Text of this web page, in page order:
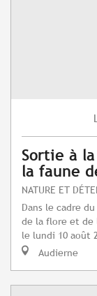
Sortie à
la faune
NATURE ET
Dans le cadre
de la flore et de
le lundi 10 août
Audierne